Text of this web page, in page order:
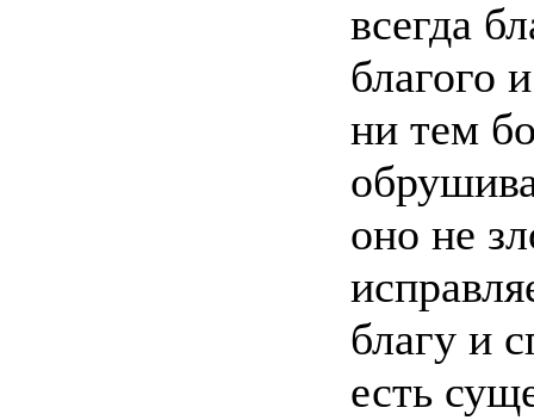
всегда
благого
ни тем
оно не
благу и
есть